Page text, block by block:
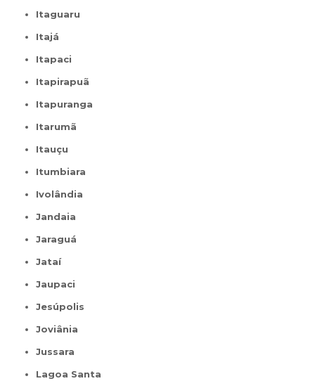
Itaguaru
Itajá
Itapaci
Itapirapuã
Itapuranga
Itarumã
Itauçu
Itumbiara
Ivolândia
Jandaia
Jaraguá
Jataí
Jaupaci
Jesúpolis
Joviânia
Jussara
Lagoa Santa